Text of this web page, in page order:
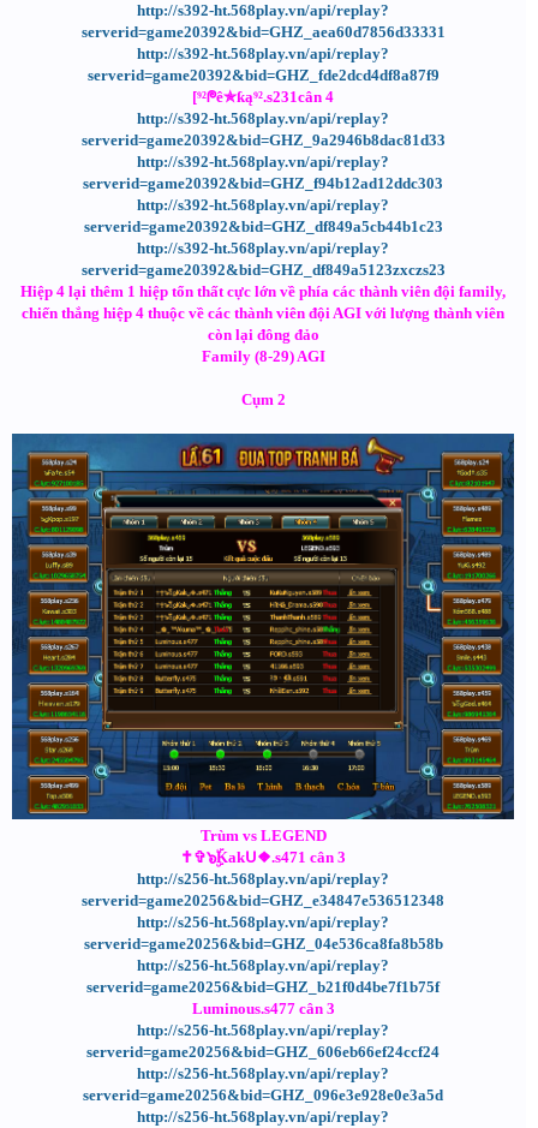
http://s392-ht.568play.vn/api/replay?
serverid=game20392&bid=GHZ_aea60d7856d33331
http://s392-ht.568play.vn/api/replay?
serverid=game20392&bid=GHZ_fde2dcd4df8a87f9
[⁹²ᖘê✯ƙą⁹².s231cân 4
http://s392-ht.568play.vn/api/replay?
serverid=game20392&bid=GHZ_9a2946b8dac81d33
http://s392-ht.568play.vn/api/replay?
serverid=game20392&bid=GHZ_f94b12ad12ddc303
http://s392-ht.568play.vn/api/replay?
serverid=game20392&bid=GHZ_df849a5cb44b1c23
http://s392-ht.568play.vn/api/replay?
serverid=game20392&bid=GHZ_df849a5123zxczs23
Hiệp 4 lại thêm 1 hiệp tổn thất cực lớn về phía các thành viên đội family,
chiến thắng hiệp 4 thuộc về các thành viên đội AGI với lượng thành viên
còn lại đông đảo
Family (8-29) AGI
Cụm 2
Trùm vs LEGEND
✝✞๖ۣۜKakᑌ❖.s471 cân 3
http://s256-ht.568play.vn/api/replay?
serverid=game20256&bid=GHZ_e34847e536512348
http://s256-ht.568play.vn/api/replay?
serverid=game20256&bid=GHZ_04e536ca8fa8b58b
http://s256-ht.568play.vn/api/replay?
serverid=game20256&bid=GHZ_b21f0d4be7f1b75f
Luminous.s477 cân 3
http://s256-ht.568play.vn/api/replay?
serverid=game20256&bid=GHZ_606eb66ef24ccf24
http://s256-ht.568play.vn/api/replay?
serverid=game20256&bid=GHZ_096e3e928e0e3a5d
http://s256-ht.568play.vn/api/replay?